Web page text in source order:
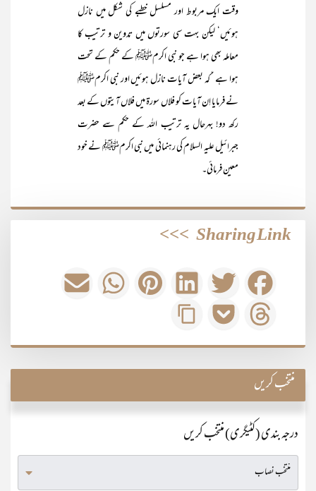
وقت ایک مربوط اور مسلسل خطبے کی شکل میں نازل
ہوئیں‘ لیکن بہت سی سورتوں میں تدوین و ترتیب کا
معاملہ بھی ہوا ہے جو نبی اکرمﷺ کے حکم کے تحت
ہوا ہے ‘ کہ بعض آیات نازل ہوئیں اور نبی اکرمﷺ
نے فرمایا اِن آیات کو فلاں سورۃ میں فلاں آیتوں کے بعد
رکھ دو! بہرحال یہ ترتیب اللہ کے حکم سے حضرت
جبرائیل علیہ السلام کی رہنمائی میں نبی اکرمﷺ نے خود
معین فرمائی۔
Sharing Link
>>>
منتخب کریں
درجہ بندی (کٹیگری) منتخب کریں